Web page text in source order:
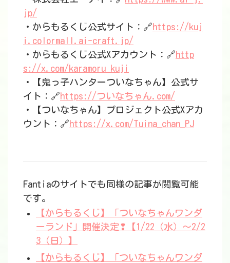
jp/
・からもるくじ公式サイト：🔗https://kuj
i.colormall.ai-craft.jp/
・からもるくじ公式Xアカウント：🔗http
s://x.com/karamoru_kuji
・【鬼っ子ハンターついなちゃん】公式サ
イト：🔗https://ついなちゃん.com/
・【ついなちゃん】プロジェクト公式Xアカ
ウント：🔗https://x.com/Tuina_chan_PJ
Fantiaのサイトでも同様の記事が閲覧可能
です。
【からもるくじ】「ついなちゃんワンダ
ーランド」開催決定❢【1/22（水）〜2/2
3（日）】
【からもるくじ】「ついなちゃんワンダ